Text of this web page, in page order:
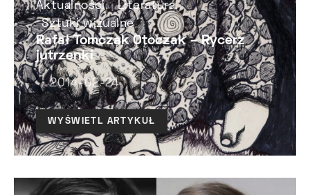
Aktualności
Literatura
Sztuki wizualne
Rafał Tomczak Otoczak – Rycerz
jutrzenki
2014-02-24
WYŚWIETL ARTYKUŁ